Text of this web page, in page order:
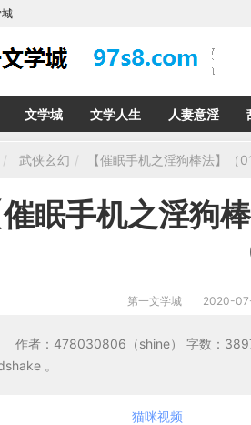
文学城 文学人生 人妻意淫
武侠玄幻 【催眠手机之淫狗棒法】
催眠手机之淫狗
第一文学城 2020-
作者：478030806（shine） 字数：
。
猫咪视频